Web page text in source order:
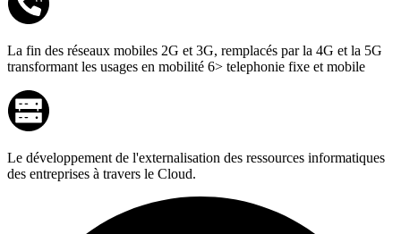
La fin des réseaux mobiles 2G et 3G, remplacés par la 4G et la 5G
transformant les usages en mobilité 6> telephonie fixe et mobile
Le développement de l'externalisation des ressources informatiques
des entreprises à travers le Cloud.